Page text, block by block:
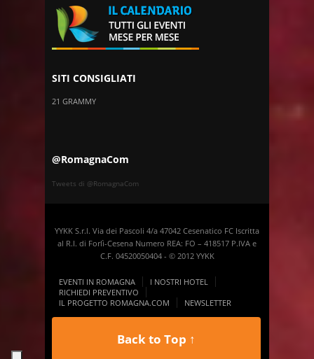
SITI CONSIGLIATI
21 GRAMMY
@RomagnaCom
Tweets di @RomagnaCom
YYKK S.r.l. Via dei Pascoli 4/a 47042 Cesenatico FC Iscritta
al R.I. di Forlì-Cesena Numero REA: FO – 418517 P.IVA e
C.F. 04520050404 - © 2012 YYKK
EVENTI IN ROMAGNA
I NOSTRI HOTEL
RICHIEDI PREVENTIVO
IL PROGETTO ROMAGNA.COM
NEWSLETTER
Back to Top ↑